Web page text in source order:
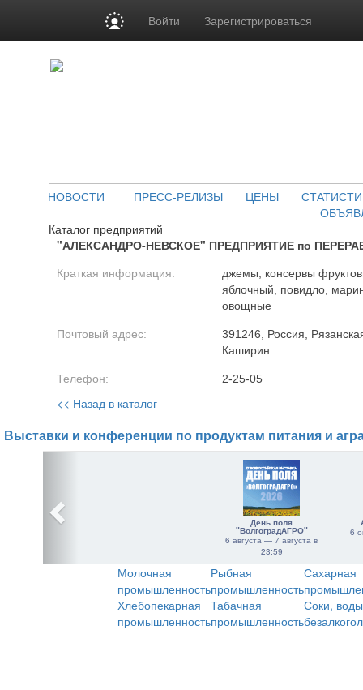
Войти Зарегистрироваться
НОВОСТИ ПРЕСС-РЕЛИЗЫ ЦЕНЫ
Каталог предприятий
"АЛЕКСАНДРО-НЕВСКОЕ" ПРЕДПРИЯТИЕ по
Краткая информация:
джемы, консервы
яблочный, повидло,
овощные
Почтовый адрес:
391246, Россия,
Каширин
Телефон: 2-25-05
<< Назад в каталог
Выставки и конференции по продуктам питания и
День поля
"ВолгоградАГРО"
6 августа — 7 августа в
23:59
6
Молочная
промышленность
Рыбная
промышленность
Сахарная
Хлебопекарная
промышленность
Табачная
промышленность
Соки,